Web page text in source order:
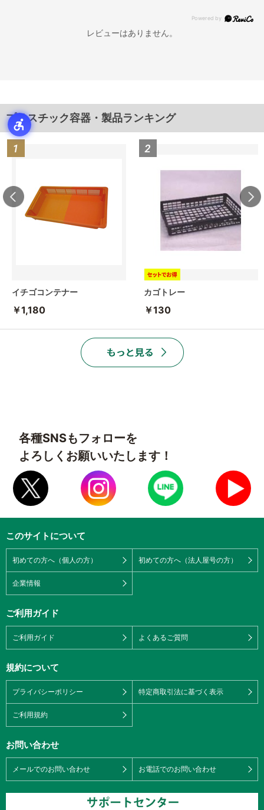
レビューはありません。
プラスチック容器・製品ランキング
イチゴコンテナー
￥1,180
カゴトレー
￥130
各種SNSもフォローを
よろしくお願いいたします！
このサイトについて
初めての方へ（個人の方） 初めての方へ（法人屋号の方）
企業情報
ご利用ガイド
ご利用ガイド よくあるご質問
規約について
プライバシーポリシー 特定商取引法に基づく表示
ご利用規約
お問い合わせ
メールでのお問い合わせ お電話でのお問い合わせ